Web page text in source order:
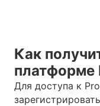
Как
платформе
Для доступа к